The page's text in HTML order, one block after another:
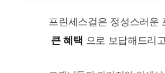
프린세스걸은 정성스러운
큰 혜택 으로 보답해드리